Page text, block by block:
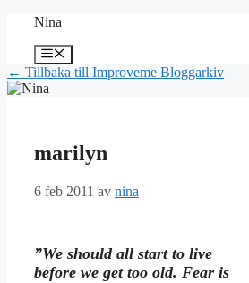
Hoppa
innehåll
Nina
Meny
← Tillbaka till Improveme Bloggarkiv
marilyn
6 feb 2011 av nina
”We should all start to live
before we get too old. Fear is